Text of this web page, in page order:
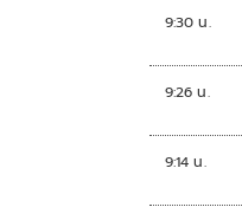
9:30 น.
9:26 น.
9:14 น.